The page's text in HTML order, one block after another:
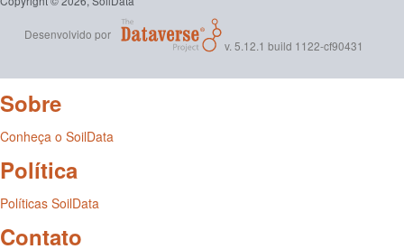
Desenvolvido por
v. 5.12.1 build 1122-cf90431
Sobre
Conheça o SoilData
Política
Políticas SoilData
Contato